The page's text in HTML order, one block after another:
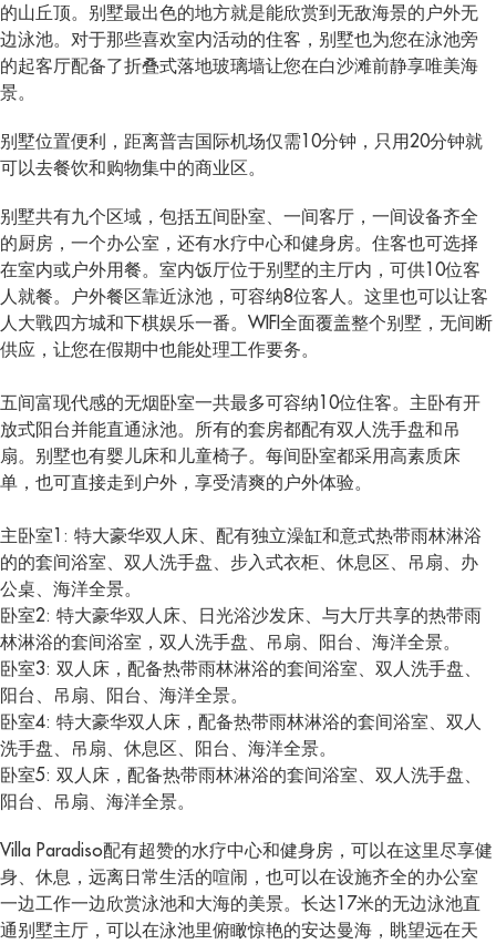
的山丘顶。别墅最出色的地方就是能欣赏到无敌海景的户外无
边泳池。对于那些喜欢室内活动的住客，别墅也为您在泳池旁
的起客厅配备了折叠式落地玻璃墙让您在白沙滩前静享唯美海
景。
别墅位置便利，距离普吉国际机场仅需10分钟，只用20分钟就
可以去餐饮和购物集中的商业区。
别墅共有九个区域，包括五间卧室、一间客厅，一间设备齐全
的厨房，一个办公室，还有水疗中心和健身房。住客也可选择
在室内或户外用餐。室内饭厅位于别墅的主厅内，可供10位客
人就餐。户外餐区靠近泳池，可容纳8位客人。这里也可以让客
人大戰四方城和下棋娱乐一番。WIFI全面覆盖整个别墅，无间断
供应，让您在假期中也能处理工作要务。
五间富现代感的无烟卧室一共最多可容纳10位住客。主卧有开
放式阳台并能直通泳池。所有的套房都配有双人洗手盘和吊
扇。别墅也有婴儿床和儿童椅子。每间卧室都采用高素质床
单，也可直接走到户外，享受清爽的户外体验。
主卧室1: 特大豪华双人床、配有独立澡缸和意式热带雨林淋浴
的的套间浴室、双人洗手盘、步入式衣柜、休息区、吊扇、办
公桌、海洋全景。
卧室2: 特大豪华双人床、日光浴沙发床、与大厅共享的热带雨
林淋浴的套间浴室，双人洗手盘、吊扇、阳台、海洋全景。
卧室3: 双人床，配备热带雨林淋浴的套间浴室、双人洗手盘、
阳台、吊扇、阳台、海洋全景。
卧室4: 特大豪华双人床，配备热带雨林淋浴的套间浴室、双人
洗手盘、吊扇、休息区、阳台、海洋全景。
卧室5: 双人床，配备热带雨林淋浴的套间浴室、双人洗手盘、
阳台、吊扇、海洋全景。
Villa Paradiso配有超赞的水疗中心和健身房，可以在这里尽享健
身、休息，远离日常生活的喧闹，也可以在设施齐全的办公室
一边工作一边欣赏泳池和大海的美景。长达17米的无边泳池直
通别墅主厅，可以在泳池里俯瞰惊艳的安达曼海，眺望远在天